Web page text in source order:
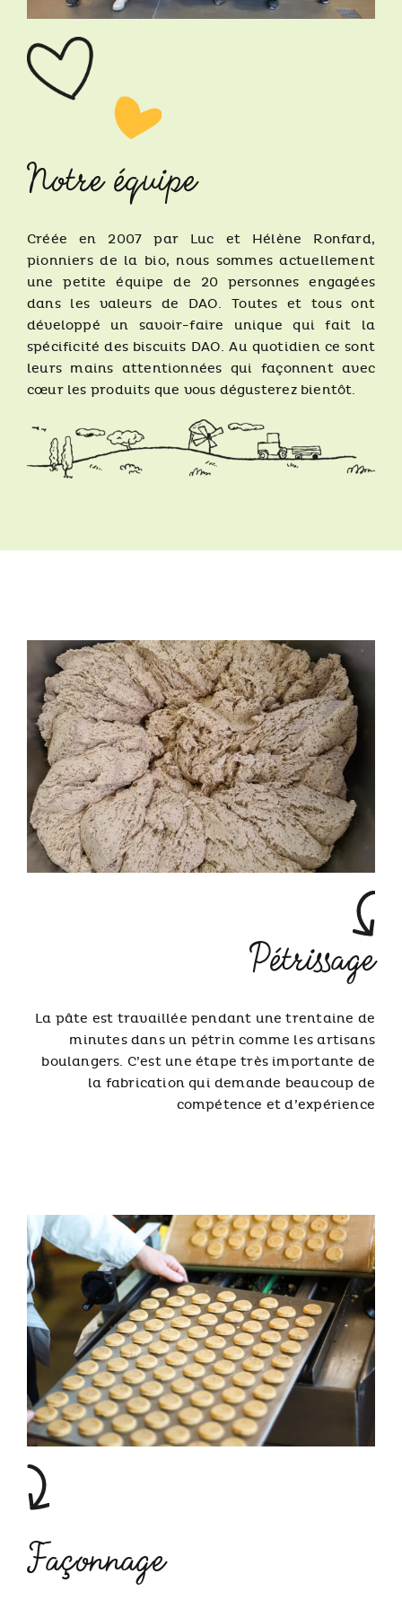
Notre équipe
Créée en 2007 par Luc et Hélène Ronfard,
pionniers de la bio, nous sommes actuellement
une petite équipe de 20 personnes engagées
dans les valeurs de DAO. Toutes et tous ont
développé un savoir-faire unique qui fait la
spécificité des biscuits DAO. Au quotidien ce sont
leurs mains attentionnées qui façonnent avec
cœur les produits que vous dégusterez bientôt.
Pétrissage
La pâte est travaillée pendant une trentaine de
minutes dans un pétrin comme les artisans
boulangers. C’est une étape très importante de
la fabrication qui demande beaucoup de
compétence et d’expérience
Façonnage